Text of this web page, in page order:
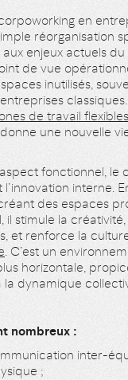
en
réorganisation
enjeux actuels du
de vue
inutilisés,
de travail flexibles
une nouvelle
fonctionnel, le
interne.
des espaces
il stimule la
et renforce la
. C’est un
horizontale,
dynamique
nombreux :
inter-
;